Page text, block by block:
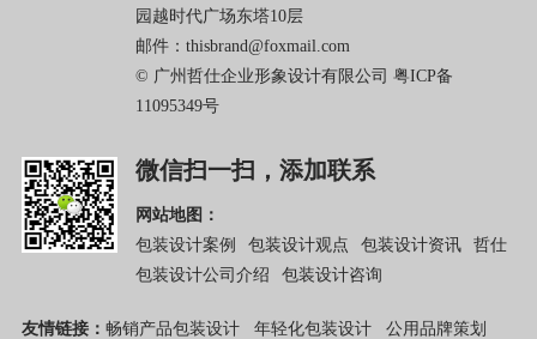
园越时代广场东塔10层
邮件：thisbrand@foxmail.com
© 广州哲仕企业形象设计有限公司 粤ICP备
11095349号
微信扫一扫，添加联系
网站地图：
包装设计案例
包装设计观点 包装设计资讯
哲仕
包装设计公司介绍
包装设计咨询
友情链接： 畅销产品包装设计 年轻化包装设计 公用品牌策划